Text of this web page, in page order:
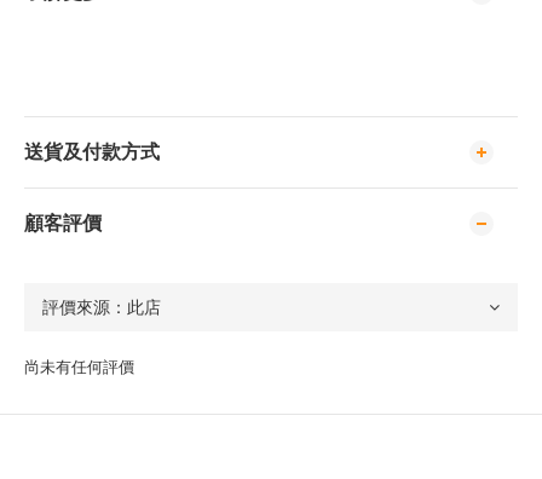
送貨及付款方式
顧客評價
尚未有任何評價